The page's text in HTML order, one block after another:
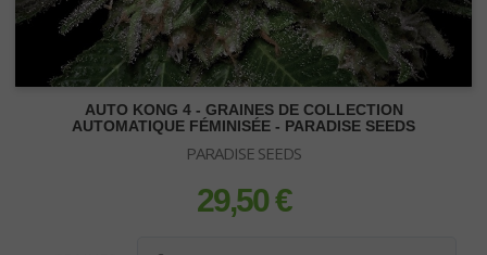
AUTO KONG 4 - GRAINES DE COLLECTION
AUTOMATIQUE FÉMINISÉE - PARADISE SEEDS
PARADISE SEEDS
prix
29,50 €